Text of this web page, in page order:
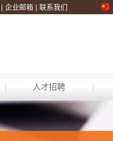
| 企业邮箱 | 联系我们
人才招聘